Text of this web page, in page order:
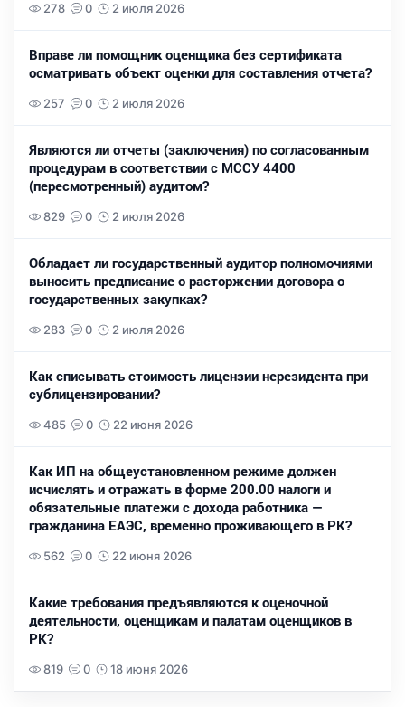
278 0 2 июля 2026
Вправе ли помощник оценщика без сертификата
осматривать объект оценки для составления отчета?
257 0 2 июля 2026
Являются ли отчеты (заключения) по согласованным
процедурам в соответствии с МССУ 4400
(пересмотренный) аудитом?
829 0 2 июля 2026
Обладает ли государственный аудитор полномочиями
выносить предписание о расторжении договора о
государственных закупках?
283 0 2 июля 2026
Как списывать стоимость лицензии нерезидента при
сублицензировании?
485 0 22 июня 2026
Как ИП на общеустановленном режиме должен
исчислять и отражать в форме 200.00 налоги и
обязательные платежи с дохода работника —
гражданина ЕАЭС, временно проживающего в РК?
562 0 22 июня 2026
Какие требования предъявляются к оценочной
деятельности, оценщикам и палатам оценщиков в
РК?
819 0 18 июня 2026